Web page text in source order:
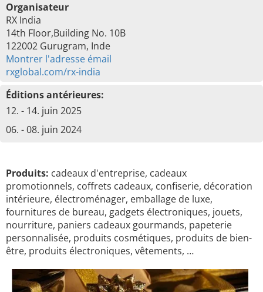
Organisateur
RX India
14th Floor,Building No. 10B
122002 Gurugram, Inde
Montrer l'adresse émail
rxglobal.com/rx-india
Éditions antérieures:
12. - 14. juin 2025
06. - 08. juin 2024
Produits: cadeaux d'entreprise, cadeaux
promotionnels, coffrets cadeaux, confiserie, décoration
intérieure, électroménager, emballage de luxe,
fournitures de bureau, gadgets électroniques, jouets,
nourriture, paniers cadeaux gourmands, papeterie
personnalisée, produits cosmétiques, produits de bien-
être, produits électroniques, vêtements, …